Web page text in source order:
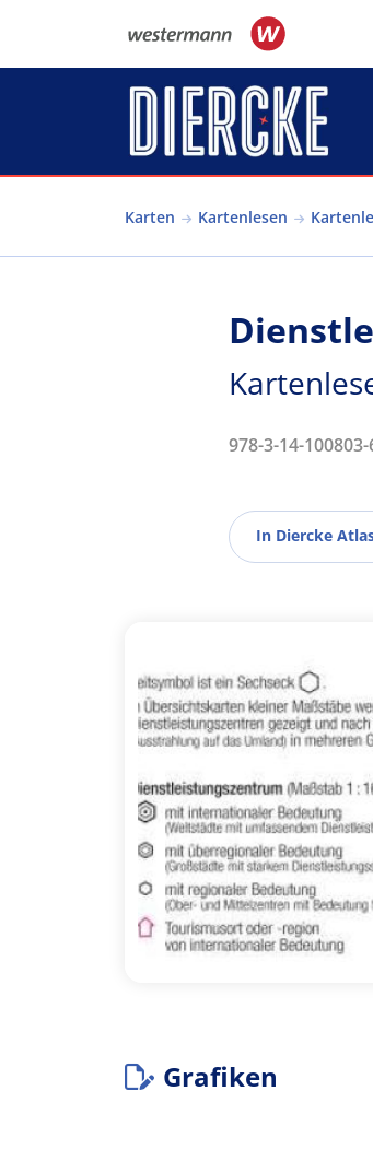
Karten Kartenlesen
978-3-14-
In Diercke
Grafiken